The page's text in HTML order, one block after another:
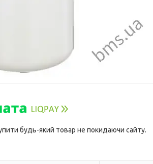
будь-який товар не покидаючи сайту.